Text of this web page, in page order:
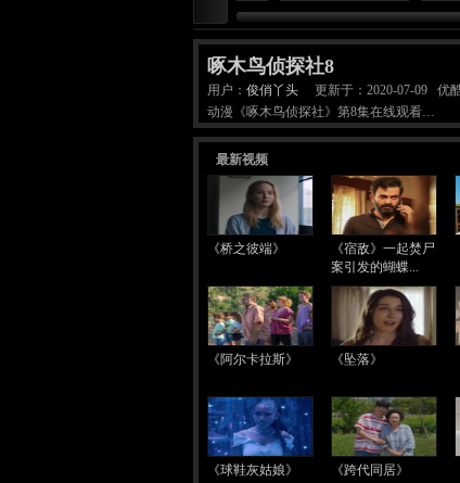
啄木鸟侦探社8
用户： 俊俏丫头更新于：2020-07-09 优
动漫《啄木鸟侦探社》第8集在线观看…
最新视频
《桥之彼端》
《宿敌》一起焚尸
案引发的蝴蝶...
《阿尔卡拉斯》 《坠落》
《球鞋灰姑娘》 《跨代同居》